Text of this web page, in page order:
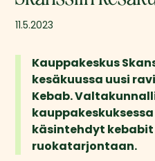
11.5.2023
Kauppakeskus
kesäkuussa uusi
Kebab.
käsintehdyt kebabit
ruokatarjontaan.